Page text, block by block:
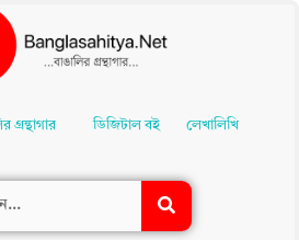
গ্রন্থাগার ডিজিটাল বই লেখালিখি